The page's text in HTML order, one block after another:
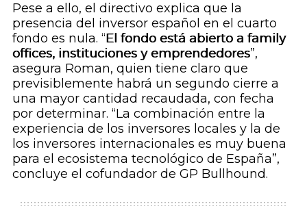
Pese a ello, el directivo explica que la
presencia del inversor español en el cuarto
fondo es nula. “El fondo está abierto a family
offices, instituciones y emprendedores”,
asegura Roman, quien tiene claro que
previsiblemente habrá un segundo cierre a
una mayor cantidad recaudada, con fecha
por determinar. “La combinación entre la
experiencia de los inversores locales y la de
los inversores internacionales es muy buena
para el ecosistema tecnológico de España”,
concluye el cofundador de GP Bullhound.